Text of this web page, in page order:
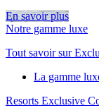
En savoir plus
Notre gamme luxe
Tout savoir sur
La gamme
Resorts Exclusive